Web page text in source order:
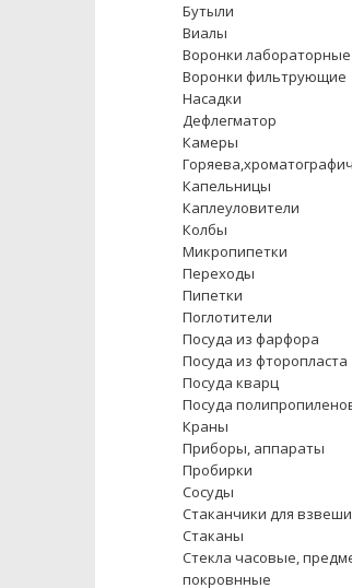
Бутыли
Виалы
Воронки лабораторные
Воронки фильтрующие
Насадки
Дефлегматор
Камеры
Капельницы
Каплеуловители
Колбы
Микропипетки
Переходы
Пипетки
Поглотители
Посуда из фарфора
Посуда из фторопласта
Посуда кварц
Посуда
Краны
Приборы, аппараты
Пробирки
Сосуды
Стаканчики для
Стаканы
Стекла часовые,
покровнные